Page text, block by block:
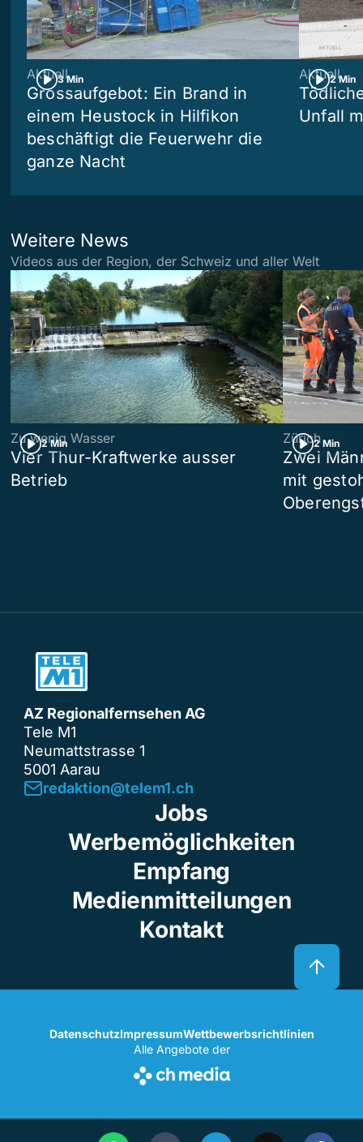
3 Min
Aktuell
Grossaufgebot: Ein Brand in
einem Heustock in Hilfikon
beschäftigt die Feuerwehr die
ganze Nacht
2 Min
Aktuell
Unfall
Weitere News
Videos aus der Region, der Schweiz und aller Welt
2 Min
Zu wenig Wasser
Vier Thur-Kraftwerke ausser
Betrieb
2 Min
Zürich
Zwei
mit
AZ Regionalfernsehen AG
Tele M1
Neumattstrasse 1
5001 Aarau
redaktion@telem1.ch
Jobs
Werbemöglichkeiten
Empfang
Medienmitteilungen
Kontakt
DatenschutzImpressumWettbewerbsrichtlinien
Alle Angebote der